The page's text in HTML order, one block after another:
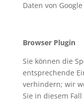
Daten von
Browser Plugin
Sie können die
entsprechende
verhindern; wir
Sie in diesem